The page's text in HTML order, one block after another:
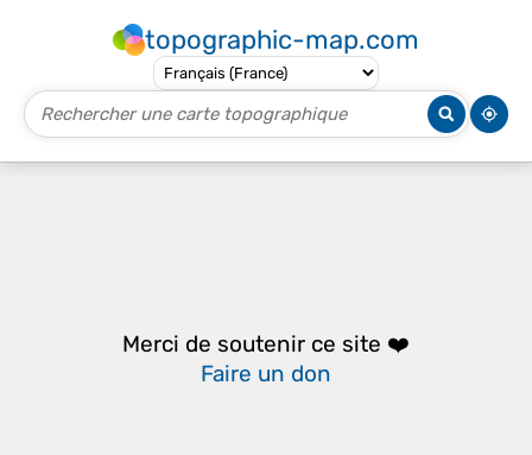
topographic-map.com
Merci de soutenir ce site ❤️
Faire un don